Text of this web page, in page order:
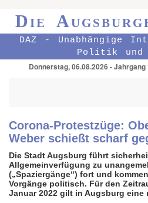
Die
DAZ - Unabhängige
Politik und
Donnerstag, 06.08.2026 -
Corona-Protestzüge:
Weber schießt scharf
Die Stadt Augsburg führt
Allgemeinverfügung zu
(„Spaziergänge“) fort und
Vorgänge politisch. Für den
Januar 2022 gilt in Augsburg eine